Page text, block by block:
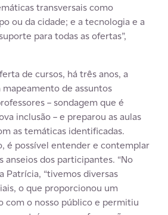
transversais como
ou da cidade; e a tecnologia e a
para todas as ofertas”,
de cursos, há três anos, a
de assuntos
– sondagem que é
inclusão – e preparou as aulas
as temáticas identificadas.
é possível entender e contemplar
anseios dos participantes. “No
Patrícia, “tivemos diversas
o que proporcionou um
com o nosso público e permitiu